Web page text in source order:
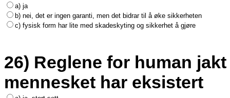
a) ja
b) nei, det er ingen garanti, men det bidrar til å øke sikkerheten
c) fysisk form har lite med skadeskyting og sikkerhet å gjøre
26) Reglene for human
mennesket har eksistert